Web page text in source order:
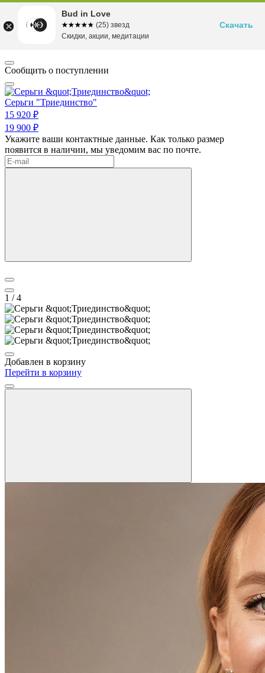
Сообщить о поступлении
Серьги "Триединство"
15 920 ₽
19 900 ₽
Укажите ваши контактные данные. Как только размер
появится в наличии, мы уведомим вас по почте.
1 / 4
Добавлен в корзину
Перейти в корзину
Bud in Love
☆☆☆☆☆
★★★★★ (25) звезд
Скидки, акции, медитации
Скачать